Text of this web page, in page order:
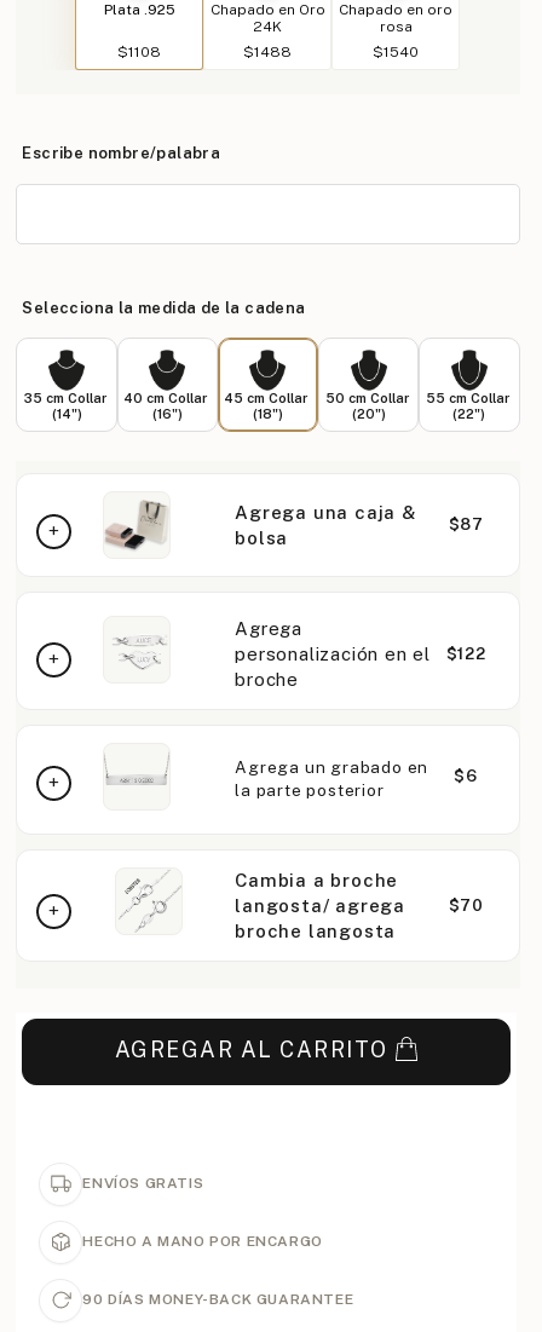
Plata .925
$1108
Chapado en Oro
24K
$1488
Chapado en oro
rosa
$1540
Escribe nombre/palabra
Selecciona la medida de la cadena
35 cm Collar
(14")
40 cm Collar
(16")
45 cm Collar
(18")
50 cm Collar
(20")
55 cm Collar
(22")
Agrega una caja &
bolsa
$87
Agrega
personalización en el
broche
$122
Agrega un grabado en
la parte posterior
$6
Cambia a broche
langosta/ agrega
broche langosta
$70
AGREGAR AL CARRITO
ENVÍOS GRATIS
HECHO A MANO POR ENCARGO
90 DÍAS MONEY-BACK GUARANTEE